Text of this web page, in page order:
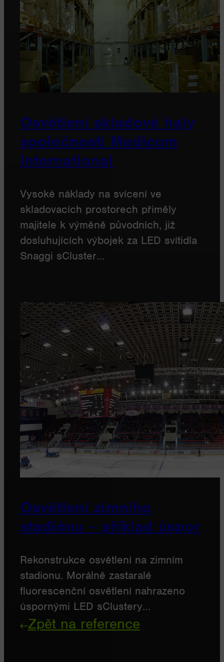
Osvětlení skladové haly
společnosti Medicom
International
Vysoké náklady na svícení ve
skladovacích prostorech přiměly
majitele k výměně původních, již
dosluhujících výbojek za LED svítidla
Snaggi sCluster…
Osvětlení zimního
stadiónu ‒ příklad úspor
Rekonstrukce osvětlení na zimním
stadionu. Morálně zastaralé
fluorescenční osvětlení nahrazeno
úspornými LED sClustery…
Zpět na reference